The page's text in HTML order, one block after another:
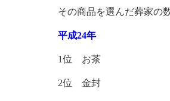
その商品を選んだ葬家の
平成24年
1位 お茶
2位 金封